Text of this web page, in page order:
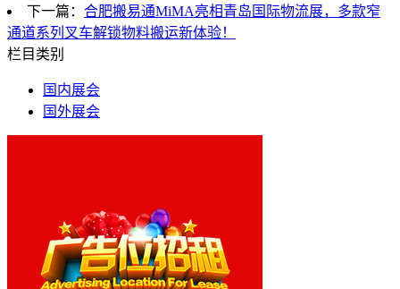
下一篇： 合肥搬易通MiMA亮相青岛国际物流展，多款窄
通道系列叉车解锁物料搬运新体验！
栏目类别
国内展会
国外展会